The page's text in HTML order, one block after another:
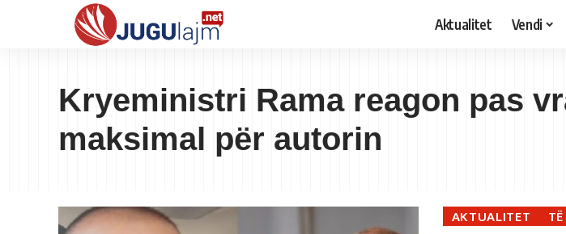
Aktualitet Vendi
Kryeministri Rama reagon pas
maksimal për autorin
AKTUALITET